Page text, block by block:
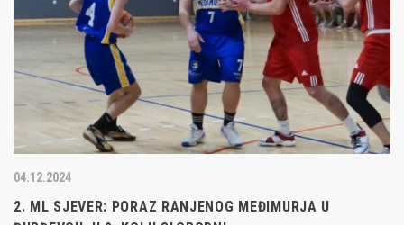
04.12.2024
2. ML SJEVER: PORAZ RANJENOG MEĐIMURJA U